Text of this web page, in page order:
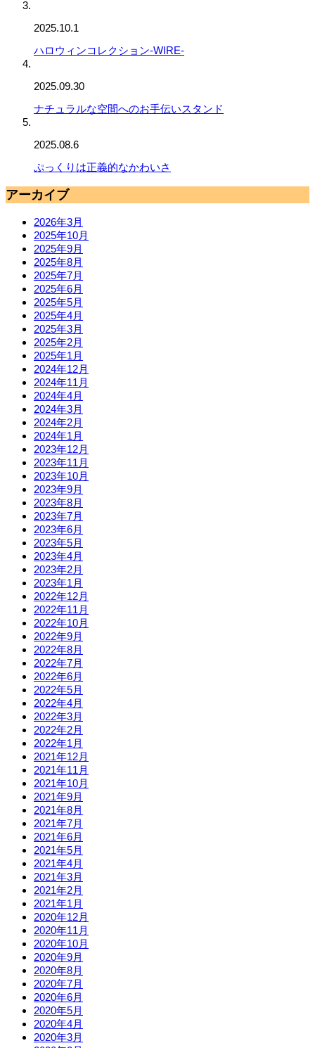
2025.10.1
ハロウィンコレクション-WIRE-
2025.09.30
ナチュラルな空間へのお手伝いスタンド
2025.08.6
ぷっくりは正義的なかわいさ
アーカイブ
2026年3月
2025年10月
2025年9月
2025年8月
2025年7月
2025年6月
2025年5月
2025年4月
2025年3月
2025年2月
2025年1月
2024年12月
2024年11月
2024年4月
2024年3月
2024年2月
2024年1月
2023年12月
2023年11月
2023年10月
2023年9月
2023年8月
2023年7月
2023年6月
2023年5月
2023年4月
2023年2月
2023年1月
2022年12月
2022年11月
2022年10月
2022年9月
2022年8月
2022年7月
2022年6月
2022年5月
2022年4月
2022年3月
2022年2月
2022年1月
2021年12月
2021年11月
2021年10月
2021年9月
2021年8月
2021年7月
2021年6月
2021年5月
2021年4月
2021年3月
2021年2月
2021年1月
2020年12月
2020年11月
2020年10月
2020年9月
2020年8月
2020年7月
2020年6月
2020年5月
2020年4月
2020年3月